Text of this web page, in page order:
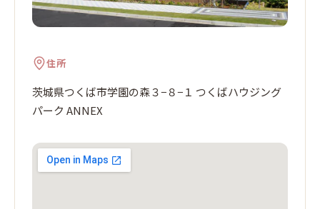
住所
茨城県つくば市学園の森３−８−１ つくばハウジング
パーク ANNEX